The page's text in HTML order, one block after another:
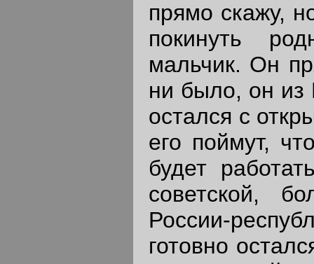
прямо скажу,
покинуть
мальчик. Он
ни было, он из
остался с
его поймут,
будет
советской,
России-
готовно